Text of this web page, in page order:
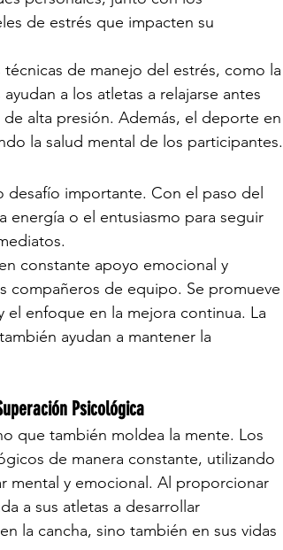
de estrés que impacten su
técnicas de manejo del estrés, como la
a los atletas a relajarse antes
alta presión. Además, el deporte en
la salud mental de los participantes.
importante. Con el paso del
o el entusiasmo para seguir
constante apoyo emocional y
compañeros de equipo. Se promueve
enfoque en la mejora continua. La
ayudan a mantener la
Psicológica
que también moldea la mente. Los
de manera constante, utilizando
mental y emocional. Al proporcionar
a sus atletas a desarrollar
la cancha, sino también en sus vidas